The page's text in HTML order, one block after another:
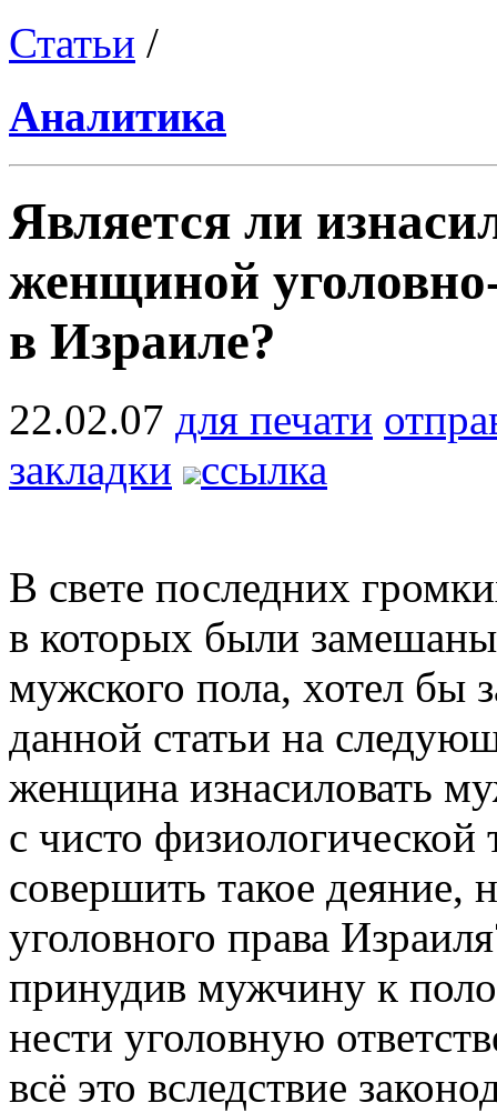
Статьи /
Аналитика
Является ли
женщиной
в Израиле?
22.02.07 для печати
закладки
ссылка
В свете последних
в которых были
мужского пола, хотел бы
данной статьи на
женщина изнасиловать
с чисто
совершить такое деяние,
уголовного права
принудив мужчину к
нести уголовную
всё это вследствие